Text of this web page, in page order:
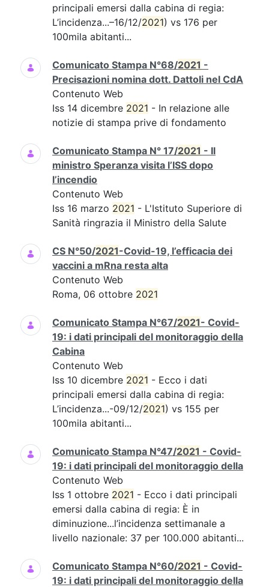
principali emersi dalla cabina di regia:
L’incidenza...–16/12/2021) vs 176 per
100mila abitanti...
Comunicato Stampa N°68/2021 -
Precisazioni nomina dott. Dattoli nel CdA
Contenuto Web
Iss 14 dicembre 2021 - In relazione alle
notizie di stampa prive di fondamento
Comunicato Stampa N° 17/2021 - Il
ministro Speranza visita l’ISS dopo
l’incendio
Contenuto Web
Iss 16 marzo 2021 - L'Istituto Superiore di
Sanità ringrazia il Ministro della Salute
CS N°50/2021-Covid-19, l’efficacia dei
vaccini a mRna resta alta
Contenuto Web
Roma, 06 ottobre 2021
Comunicato Stampa N°67/2021- Covid-
19: i dati principali del monitoraggio della
Cabina
Contenuto Web
Iss 10 dicembre 2021 - Ecco i dati
principali emersi dalla cabina di regia:
L’incidenza...-09/12/2021) vs 155 per
100mila abitanti...
Comunicato Stampa N°47/2021 - Covid-
19: i dati principali del monitoraggio della
Contenuto Web
Iss 1 ottobre 2021 - Ecco i dati principali
emersi dalla cabina di regia: È in
diminuzione...l’incidenza settimanale a
livello nazionale: 37 per 100.000 abitanti...
Comunicato Stampa N°60/2021 - Covid-
19: i dati principali del monitoraggio della